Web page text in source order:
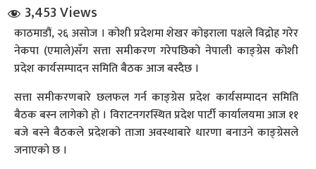
संवाद
3,453 Views
काठमाडौं, २६ असोज । कोशी प्रदेशमा शेखर कोइराला पक्षले विद्रोह गरेर
नेकपा (एमाले)सँग सत्ता समीकरण गरेपछिको नेपाली काङ्ग्रेस कोशी
प्रदेश कार्यसम्पादन समिति बैठक आज बस्दैछ ।
सत्ता समीकरणबारे छलफल गर्न काङ्ग्रेस प्रदेश कार्यसम्पादन समिति
बैठक बस्न लागेको हो । विराटनगरस्थित प्रदेश पार्टी कार्यालयमा आज ११
बजे बस्ने बैठकले प्रदेशको ताजा अवस्थाबारे धारणा बनाउने काङ्ग्रेसले
जनाएको छ ।